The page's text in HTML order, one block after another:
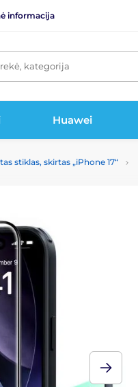
informacija
kategorija
Huawei
stiklas, skirtas „iPhone 17“